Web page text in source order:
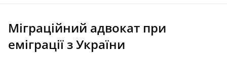
Міграційний адвокат при
еміграції з України